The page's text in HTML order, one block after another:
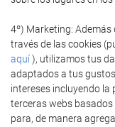
4º) Marketing:
través de las cookies
aquí), utilizamos tus
adaptados a tus
intereses incluyendo la
terceras webs
para, de manera